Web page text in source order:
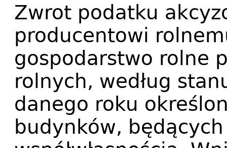
Zwrot podatku
producentowi
gospodarstwo rolne
rolnych, według
danego roku
budynków,